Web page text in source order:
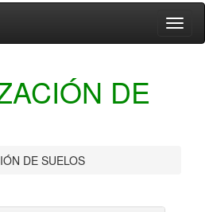
DE
DE SUELOS